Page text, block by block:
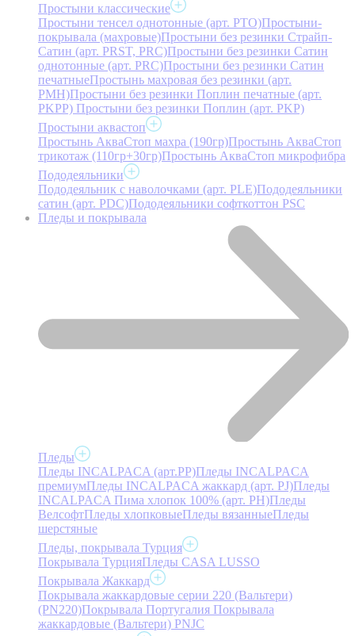
Простыни классические
Простыни тенсел однотонные (арт. PTO)Простыни-
покрывала (махровые)Простыни без резинки Страйп-
Сатин (арт. PRST, PRC)Простыни без резинки Сатин
однотонные (арт. PRC)Простыни без резинки Сатин
печатныеПростынь махровая без резинки (арт.
PMH)Простыни без резинки Поплин печатные (арт.
PKPP) Простыни без резинки Поплин (арт. PKP)
Простыни аквастоп
Простынь АкваСтоп махра (190гр)Простынь АкваСтоп
трикотаж (110гр+30гр)Простынь АкваСтоп микрофибра
Пододеяльники
Пододеяльник с наволочками (арт. PLE)Пододеяльники
сатин (арт. PDC)Пододеяльники софткоттон PSC
Пледы и покрывала
Пледы
Пледы INCALPACA (арт.PP)Пледы INCALPACA
премиумПледы INCALPACA жаккард (арт. PJ)Пледы
INCALPACA Пима хлопок 100% (арт. PH)Пледы
ВелсофтПледы хлопковыеПледы вязанныеПледы
шерстяные
Пледы, покрывала Турция
Покрывала ТурцияПледы CASA LUSSO
Покрывала Жаккард
Покрывала жаккардовые серии 220 (Вальтери)
(PN220)Покрывала Португалия Покрывала
жаккардовые (Вальтери) PNJC